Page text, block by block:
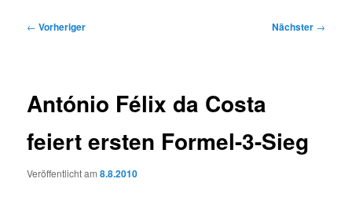
Beitragsnavigation
← Vorheriger Nächster →
António Félix da Costa
feiert ersten Formel-3-Sieg
Veröffentlicht am8.8.2010